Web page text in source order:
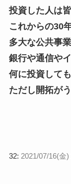
投資した人は
これからの30
多大な公共事
銀行や通信や
何に投資して
ただし開拓が
32: 2021/07/16(金